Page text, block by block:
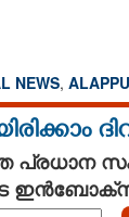
NEWS,
പ്രധാന